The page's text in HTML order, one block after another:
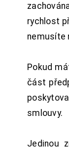
rychlost
nemusíte
Pokud
část
smlouvy.
Jedinou